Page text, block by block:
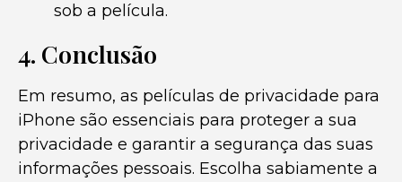
sob a película.
4. Conclusão
Em resumo, as películas de privacidade para
iPhone são essenciais para proteger a sua
privacidade e garantir a segurança das suas
informações pessoais. Escolha sabiamente a